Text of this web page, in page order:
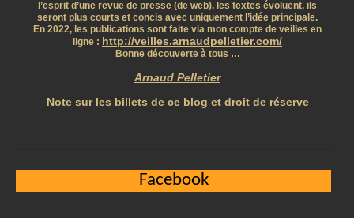
l’esprit d’une revue de presse (de web), les textes évoluent, ils
seront plus courts et concis avec uniquement l’idée principale.
En 2022, les publications sont faite via mon compte de veilles en
ligne : http://veilles.arnaudpelletier.com/
Bonne découverte à tous …
Arnaud Pelletier
Note sur les billets de ce blog et droit de réserve
Facebook